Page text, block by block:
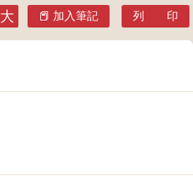
大 加入筆記 列 印